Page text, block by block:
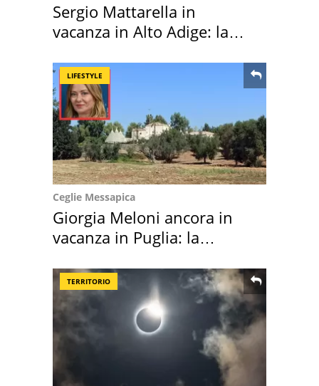
Sergio Mattarella in
vacanza in Alto Adige: la
LIFESTYLE
Ceglie Messapica
Giorgia Meloni ancora in
vacanza in Puglia: la
TERRITORIO